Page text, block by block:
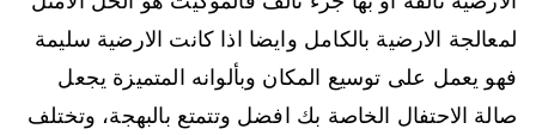
لمعالجة الارضية بالكامل وايضا اذا كانت الارضية سليمة
فهو يعمل على توسيع المكان وبألوانه المتميزة يجعل
صالة الاحتفال الخاصة بك افضل وتتمتع بالبهجة، وتختلف